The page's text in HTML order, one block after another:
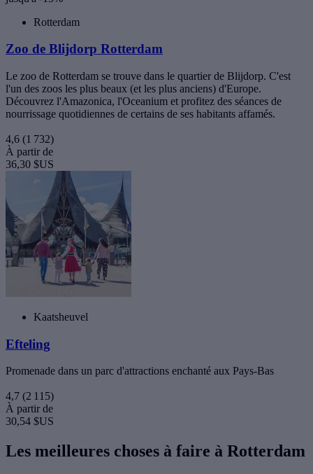
Rotterdam
Zoo de Blijdorp Rotterdam
Le zoo de Rotterdam se trouve dans le quartier de Blijdorp. C'est
l'un des zoos les plus beaux (et les plus anciens) d'Europe.
Découvrez l'Amazonica, l'Oceanium et profitez des séances de
nourrissage quotidiennes de certains de ses habitants affamés.
4,6 (1 732)
À partir de
36,30 $US
Kaatsheuvel
Efteling
Promenade dans un parc d'attractions enchanté aux Pays-Bas
4,7 (2 115)
À partir de
30,54 $US
Les meilleures choses à faire à Rotterdam